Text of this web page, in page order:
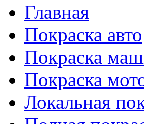
Главная
Покраска авто
Покраска
Покраска
Локальная